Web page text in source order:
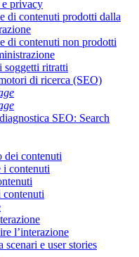
e privacy
di contenuti prodotti dalla
di contenuti non prodotti
soggetti ritratti
di ricerca (SEO)
SEO: Search
dei contenuti
i contenuti
contenuti
l’interazione
e user stories